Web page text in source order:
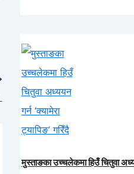
मुस्ताङका उच्चलेकमा हिउँ चितुवा